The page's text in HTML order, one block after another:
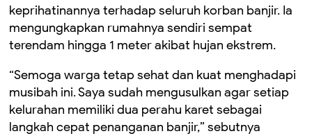
keprihatinannya terhadap seluruh korban banjir. Ia
mengungkapkan rumahnya sendiri sempat
terendam hingga 1 meter akibat hujan ekstrem.
“Semoga warga tetap sehat dan kuat menghadapi
musibah ini. Saya sudah mengusulkan agar setiap
kelurahan memiliki dua perahu karet sebagai
langkah cepat penanganan banjir,” sebutnya